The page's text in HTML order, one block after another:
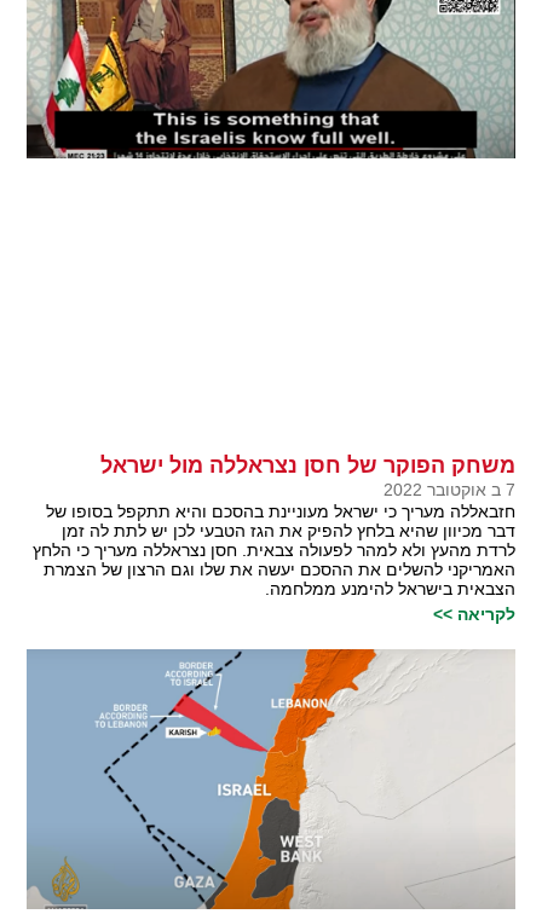
משחק הפוקר של חסן נצראללה מול ישראל
7 ב אוקטובר 2022
חזבאללה מעריך כי ישראל מעוניינת בהסכם והיא תתקפל בסופו של
דבר מכיוון שהיא בלחץ להפיק את הגז הטבעי לכן יש לתת לה זמן
לרדת מהעץ ולא למהר לפעולה צבאית. חסן נצראללה מעריך כי הלחץ
האמריקני להשלים את ההסכם יעשה את שלו וגם הרצון של הצמרת
הצבאית בישראל להימנע ממלחמה.
לקריאה >>